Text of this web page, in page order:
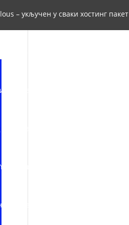
– укључен у сваки хостинг пакет
weba, ризница знања и буги вуги
правила регистрације RS домена
Треба вам веб хостинг и домен?